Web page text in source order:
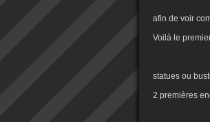
afin de voir
Voilà le
statues ou
2 premières